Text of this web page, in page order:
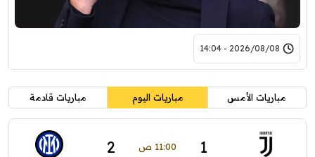
2026/08/08 - 14:04
مباريات الأمس مباريات اليوم مباريات قادمة
1 11:00 ص 2